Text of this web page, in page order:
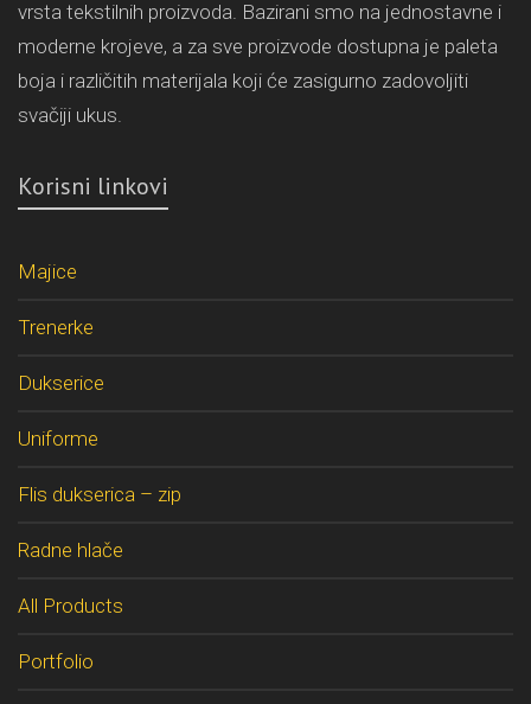
vrsta tekstilnih proizvoda. Bazirani smo na jednostavne i
moderne krojeve, a za sve proizvode dostupna je paleta
boja i različitih materijala koji će zasigurno zadovoljiti
svačiji ukus.
Korisni linkovi
Majice
Trenerke
Dukserice
Uniforme
Flis dukserica – zip
Radne hlače
All Products
Portfolio